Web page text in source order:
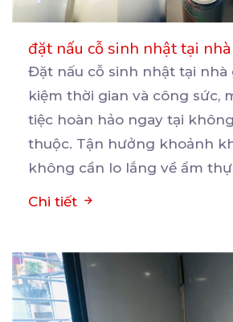
đặt nấu cỗ sinh nhật tại nhà
Đặt nấu cỗ sinh nhật tại nhà
kiệm thời gian và công sức,
tiệc hoàn hảo ngay tại
thuộc. Tận hưởng khoảnh
không cần lo lắng về ẩm
Chi tiết